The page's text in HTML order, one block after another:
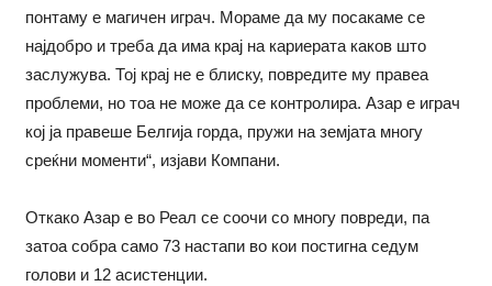
понтаму е магичен играч. Мораме да му посакаме се
најдобро и треба да има крај на кариерата каков што
заслужува. Тој крај не е блиску, повредите му правеа
проблеми, но тоа не може да се контролира. Азар е играч
кој ја правеше Белгија горда, пружи на земјата многу
среќни моменти“, изјави Компани.
Откако Азар е во Реал се соочи со многу повреди, па
затоа собра само 73 настапи во кои постигна седум
голови и 12 асистенции.